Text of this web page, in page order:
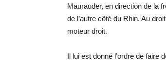
Maurauder, en direction de la
de l’autre côté du Rhin. Au
moteur droit.
Il lui est donné l’ordre de faire